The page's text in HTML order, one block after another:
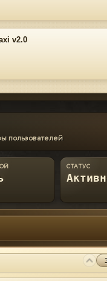
v2.0
пользователей
СТАТУС